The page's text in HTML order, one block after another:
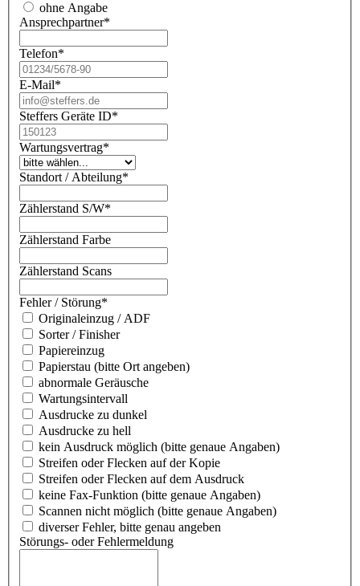
ohne Angabe
Ansprechpartner*
Telefon*
E-Mail*
Steffers Geräte ID*
Wartungsvertrag*
Standort / Abteilung*
Zählerstand S/W*
Zählerstand Farbe
Zählerstand Scans
Fehler / Störung*
Originaleinzug / ADF
Sorter / Finisher
Papiereinzug
Papierstau (bitte Ort angeben)
abnormale Geräusche
Wartungsintervall
Ausdrucke zu dunkel
Ausdrucke zu hell
kein Ausdruck möglich (bitte genaue Angaben)
Streifen oder Flecken auf der Kopie
Streifen oder Flecken auf dem Ausdruck
keine Fax-Funktion (bitte genaue Angaben)
Scannen nicht möglich (bitte genaue Angaben)
diverser Fehler, bitte genau angeben
Störungs- oder Fehlermeldung